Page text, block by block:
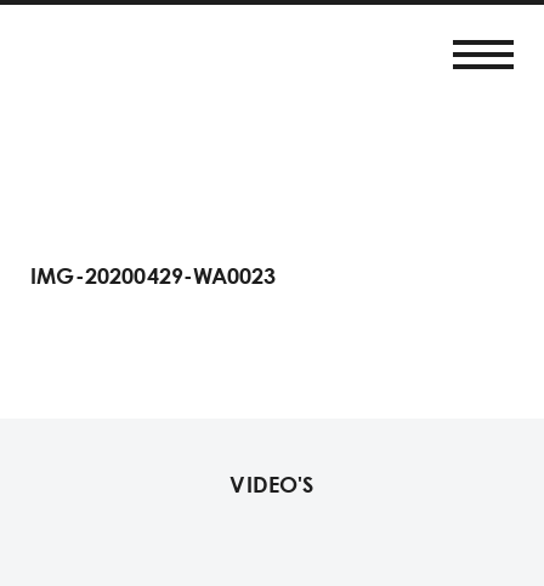
IMG-20200429-WA0023
VIDEO'S